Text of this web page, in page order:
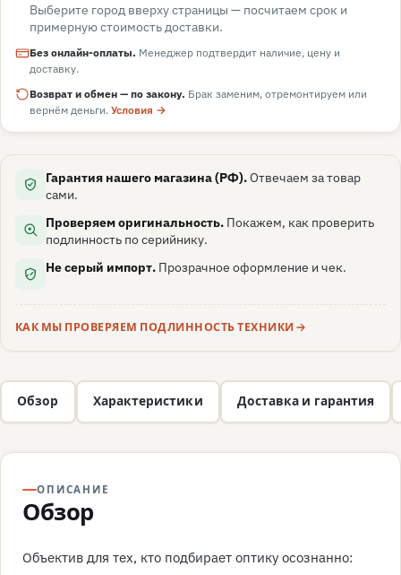
Выберите город вверху страницы — посчитаем срок и
примерную стоимость доставки.
Без онлайн-оплаты. Менеджер подтвердит наличие, цену и
доставку.
Возврат и обмен — по закону. Брак заменим, отремонтируем или
вернём деньги. Условия →
Гарантия нашего магазина (РФ).Отвечаем за товар
сами.
Проверяем оригинальность. Покажем, как проверить
подлинность по серийнику.
Не серый импорт. Прозрачное оформление и чек.
КАК МЫ ПРОВЕРЯЕМ ПОДЛИННОСТЬ ТЕХНИКИ
Обзор Характеристики Доставка и гарантия
ОПИСАНИЕ
Обзор
Объектив для тех, кто подбирает оптику осознанно: